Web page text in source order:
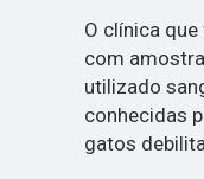
O clínica
com
utilizado
conhecidas
gatos